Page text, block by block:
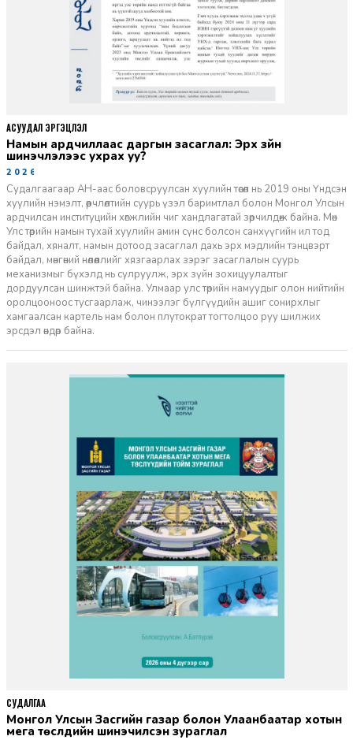
Намын ардчиллаас даргын засаглал: Эрх зүйн
шинэчлэлээс ухрах уу?
2026-07-08
Судалгаагаар АН-аас боловсруулсан хуулийн төсөл нь 2019 оны Үндсэн
хуулийн нэмэлт, өөрчлөлтийн суурь үзэл баримтлал болон Монгол Улсын
ардчилсан институцийн хөгжлийн чиг хандлагатай зөрчилдөж байна. Мөн
Улс төрийн намын тухай хуулийн амин сүнс болсон санхүүгийн ил тод
байдал, хяналт, намын дотоод засаглал дахь эрх мэдлийн тэнцвэрт
байдал, мөнгөний нөлөөллийг хязгаарлах зэрэг засаглалын суурь
механизмыг бүхэлд нь сулруулж, эрх зүйн зохицуулалтыг
дордуулсан шинжтэй байна. Улмаар улс төрийн намуудыг олон нийтийн
оролцооноос тусгаарлаж, чинээлэг бүлгүүдийн ашиг сонирхлыг
хамгаалсан картель нам болон плутократ тогтолцоо руу шилжих
эрсдэл өндөр байна.
АСУУДАЛ ЭРГЭЦҮҮЛЭЛ
Монгол Улсын Засгийн газар болон Улаанбаатар хотын
мега төслүүдийн шинэчилсэн зураглал
СУДАЛГАА